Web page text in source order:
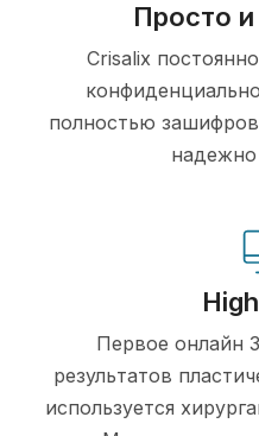
Просто
Crisalix
полностью
Первое онлайн
результатов
используется